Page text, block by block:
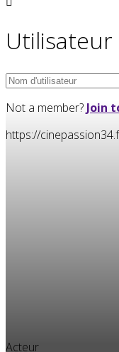
Utilisateur
Not a member? Join
https://
Acteur